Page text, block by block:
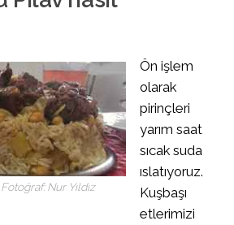
Nur Yıldız
Ön işlem
olarak
pirinçleri
yarım saat
sıcak suda
ıslatıyoruz.
Kuşbaşı
etlerimizi